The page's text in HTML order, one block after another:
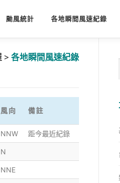
颱風統計 各地瞬間風速紀錄
> 各地瞬間風速紀錄
風向 備註
NNW 距今最近紀錄
N
NNE